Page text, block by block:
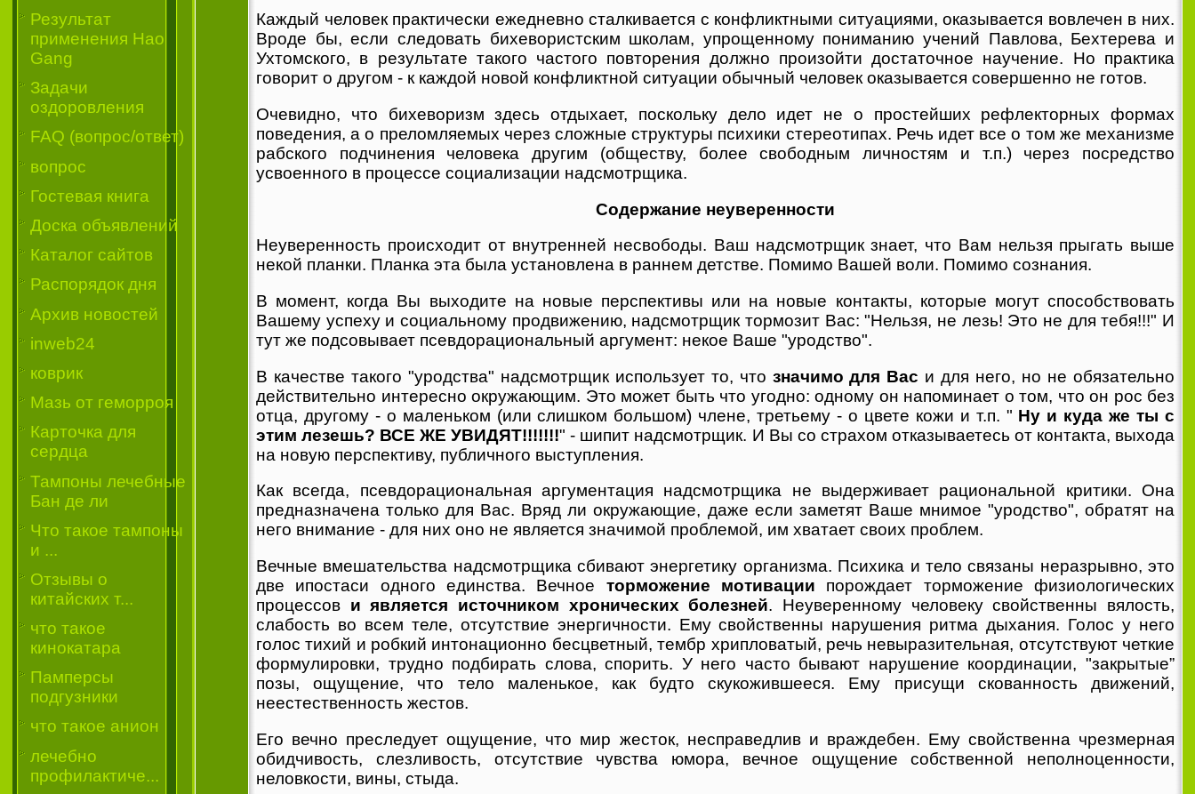
Результат
применения Hao
Gang
Задачи
оздоровления
FAQ (вопрос/ответ)
вопрос
Гостевая книга
Доска объявлений
Каталог сайтов
Распорядок дня
Архив новостей
inweb24
коврик
Мазь от геморроя
Карточка для
сердца
Тампоны лечебные
Бан де ли
Что такое тампоны
и ...
Отзывы о
китайских т...
что такое
кинокатара
Памперсы
подгузники
что такое анион
лечебно
профилактиче...
Каждый человек практически ежедневно сталкивается с конфликтными ситуациями, оказывается вовлечен в них.
Вроде бы, если следовать бихевористским школам, упрощенному пониманию учений Павлова, Бехтерева и
Ухтомского, в результате такого частого повторения должно произойти достаточное научение. Но практика
говорит о другом - к каждой новой конфликтной ситуации обычный человек оказывается совершенно не готов.
Очевидно, что бихеворизм здесь отдыхает, поскольку дело идет не о простейших рефлекторных формах
поведения, а о преломляемых через сложные структуры психики стереотипах. Речь идет все о том же механизме
рабского подчинения человека другим (обществу, более свободным личностям и т.п.) через посредство
усвоенного в процессе социализации надсмотрщика.
Содержание неуверенности
Неуверенность происходит от внутренней несвободы. Ваш надсмотрщик знает, что Вам нельзя прыгать выше
некой планки. Планка эта была установлена в раннем детстве. Помимо Вашей воли. Помимо сознания.
В момент, когда Вы выходите на новые перспективы или на новые контакты, которые могут способствовать
Вашему успеху и социальному продвижению, надсмотрщик тормозит Вас: "Нельзя, не лезь! Это не для тебя!!!" И
тут же подсовывает псевдорациональный аргумент: некое Ваше "уродство".
В качестве такого "уродства" надсмотрщик использует то, что значимо для Вас и для него, но не обязательно
действительно интересно окружающим. Это может быть что угодно: одному он напоминает о том, что он рос без
отца, другому - о маленьком (или слишком большом) члене, третьему - о цвете кожи и т.п. " Ну и куда же ты с
этим лезешь? ВСЕ ЖЕ УВИДЯТ!!!!!!!" - шипит надсмотрщик. И Вы со страхом отказываетесь от контакта, выхода
на новую перспективу, публичного выступления.
Как всегда, псевдорациональная аргументация надсмотрщика не выдерживает рациональной критики. Она
предназначена только для Вас. Вряд ли окружающие, даже если заметят Ваше мнимое "уродство", обратят на
него внимание - для них оно не является значимой проблемой, им хватает своих проблем.
Вечные вмешательства надсмотрщика сбивают энергетику организма. Психика и тело связаны неразрывно, это
две ипостаси одного единства. Вечное торможение мотивации порождает торможение физиологических
процессов и является источником хронических болезней. Неуверенному человеку свойственны вялость,
слабость во всем теле, отсутствие энергичности. Ему свойственны нарушения ритма дыхания. Голос у него
голос тихий и робкий интонационно бесцветный, тембр хрипловатый, речь невыразительная, отсутствуют четкие
формулировки, трудно подбирать слова, спорить. У него часто бывают нарушение координации, "закрытые”
позы, ощущение, что тело маленькое, как будто скукожившееся. Ему присущи скованность движений,
неестественность жестов.
Его вечно преследует ощущение, что мир жесток, несправедлив и враждебен. Ему свойственна чрезмерная
обидчивость, слезливость, отсутствие чувства юмора, вечное ощущение собственной неполноценности,
неловкости, вины, стыда.